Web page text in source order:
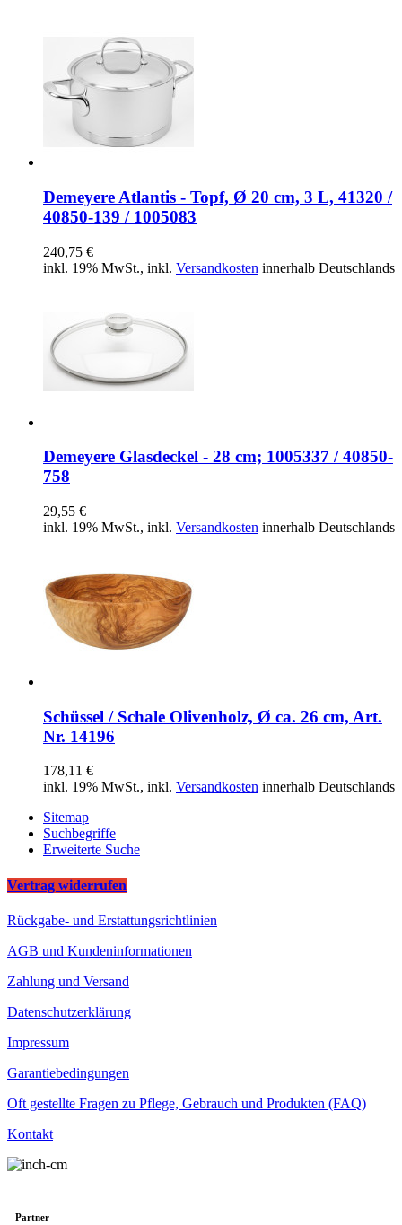
Demeyere Atlantis - Topf, Ø 20 cm, 3 L, 41320 /
40850-139 / 1005083
240,75 €
inkl. 19% MwSt., inkl. Versandkosten innerhalb Deutschlands
Demeyere Glasdeckel - 28 cm; 1005337 / 40850-
758
29,55 €
inkl. 19% MwSt., inkl. Versandkosten innerhalb Deutschlands
Schüssel / Schale Olivenholz, Ø ca. 26 cm, Art.
Nr. 14196
178,11 €
inkl. 19% MwSt., inkl. Versandkosten innerhalb Deutschlands
Sitemap
Suchbegriffe
Erweiterte Suche
Vertrag widerrufen
Rückgabe- und Erstattungsrichtlinien
AGB und Kundeninformationen
Zahlung und Versand
Datenschutzerklärung
Impressum
Garantiebedingungen
Oft gestellte Fragen zu Pflege, Gebrauch und Produkten (FAQ)
Kontakt
Partner